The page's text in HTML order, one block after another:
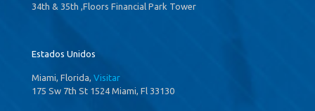
34th & 35th ,Floors Financial Park Tower
Estados Unidos
Miami, Florida, Visitar
175 Sw 7th St 1524 Miami, Fl 33130